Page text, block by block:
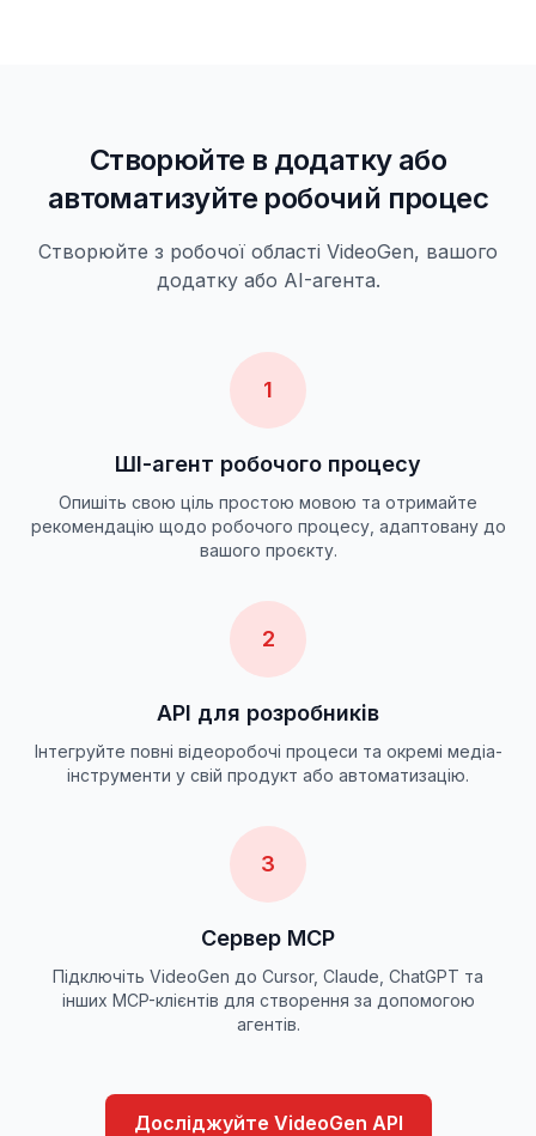
Створюйте в додатку або
автоматизуйте робочий процес
Створюйте з робочої області VideoGen, вашого
додатку або AI-агента.
1
ШІ-агент робочого процесу
Опишіть свою ціль простою мовою та отримайте
рекомендацію щодо робочого процесу, адаптовану до
вашого проєкту.
2
API для розробників
Інтегруйте повні відеоробочі процеси та окремі медіа-
інструменти у свій продукт або автоматизацію.
3
Сервер MCP
Підключіть VideoGen до Cursor, Claude, ChatGPT та
інших MCP-клієнтів для створення за допомогою
агентів.
Досліджуйте VideoGen API